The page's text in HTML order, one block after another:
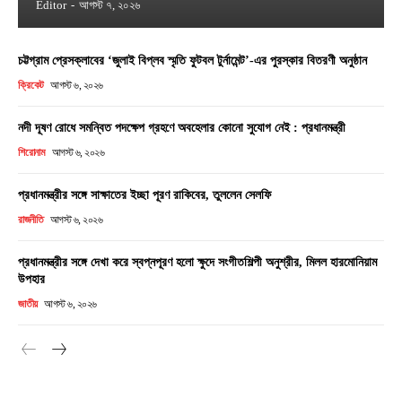
Editor - আগস্ট ৭, ২০২৬
চট্টগ্রাম প্রেসক্লাবের ‘জুলাই বিপ্লব স্মৃতি ফুটবল টুর্নামেন্ট’-এর পুরস্কার বিতরণী অনুষ্ঠান
ক্রিকেট আগস্ট ৬, ২০২৬
নদী দূষণ রোধে সমন্বিত পদক্ষেপ গ্রহণে অবহেলার কোনো সুযোগ নেই : প্রধানমন্ত্রী
শিরোনাম আগস্ট ৬, ২০২৬
প্রধানমন্ত্রীর সঙ্গে সাক্ষাতের ইচ্ছা পূরণ রাকিবের, তুললেন সেলফি
রাজনীতি আগস্ট ৬, ২০২৬
প্রধানমন্ত্রীর সঙ্গে দেখা করে স্বপ্নপূরণ হলো ক্ষুদে সংগীতশিল্পী অনুশ্রীর, মিলল হারমোনিয়াম
উপহার
জাতীয় আগস্ট ৬, ২০২৬